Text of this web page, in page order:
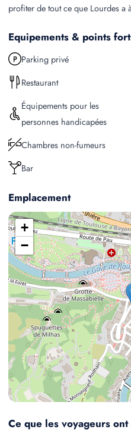
profiter de tout ce que Lourdes a
Equipements & points
Parking privé
Restaurant
Équipements pour les
personnes handicapées
Chambres non-fumeurs
Bar
Emplacement
+
−
Ce que les voyageurs